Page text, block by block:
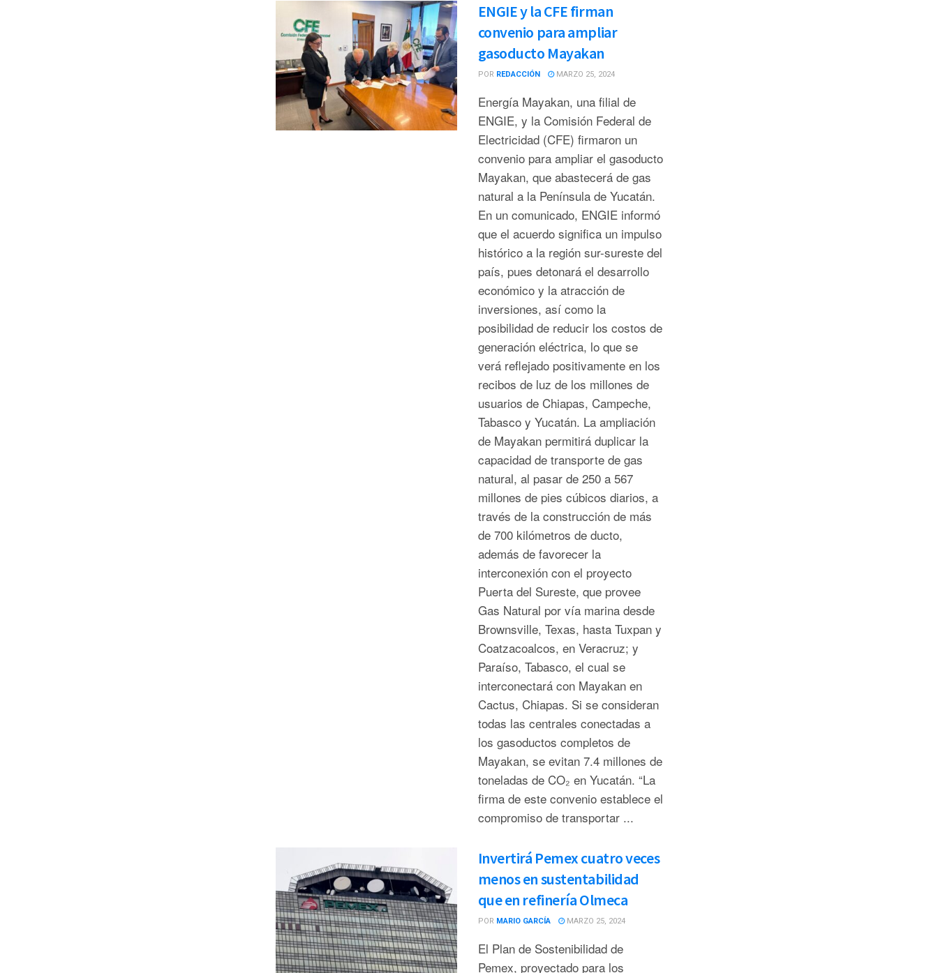
ENGIE y la CFE firman
convenio para ampliar
gasoducto Mayakan
POR REDACCIÓN MARZO 25, 2024
Energía Mayakan, una filial de
ENGIE, y la Comisión Federal de
Electricidad (CFE) firmaron un
convenio para ampliar el gasoducto
Mayakan, que abastecerá de gas
natural a la Península de Yucatán.
En un comunicado, ENGIE informó
que el acuerdo significa un impulso
histórico a la región sur-sureste del
país, pues detonará el desarrollo
económico y la atracción de
inversiones, así como la
posibilidad de reducir los costos de
generación eléctrica, lo que se
verá reflejado positivamente en los
recibos de luz de los millones de
usuarios de Chiapas, Campeche,
Tabasco y Yucatán. La ampliación
de Mayakan permitirá duplicar la
capacidad de transporte de gas
natural, al pasar de 250 a 567
millones de pies cúbicos diarios, a
través de la construcción de más
de 700 kilómetros de ducto,
además de favorecer la
interconexión con el proyecto
Puerta del Sureste, que provee
Gas Natural por vía marina desde
Brownsville, Texas, hasta Tuxpan y
Coatzacoalcos, en Veracruz; y
Paraíso, Tabasco, el cual se
interconectará con Mayakan en
Cactus, Chiapas. Si se consideran
todas las centrales conectadas a
los gasoductos completos de
Mayakan, se evitan 7.4 millones de
toneladas de CO₂ en Yucatán. “La
firma de este convenio establece el
compromiso de transportar ...
Invertirá Pemex cuatro veces
menos en sustentabilidad
que en refinería Olmeca
POR MARIO GARCÍA MARZO 25, 2024
El Plan de Sostenibilidad de
Pemex, proyectado para los